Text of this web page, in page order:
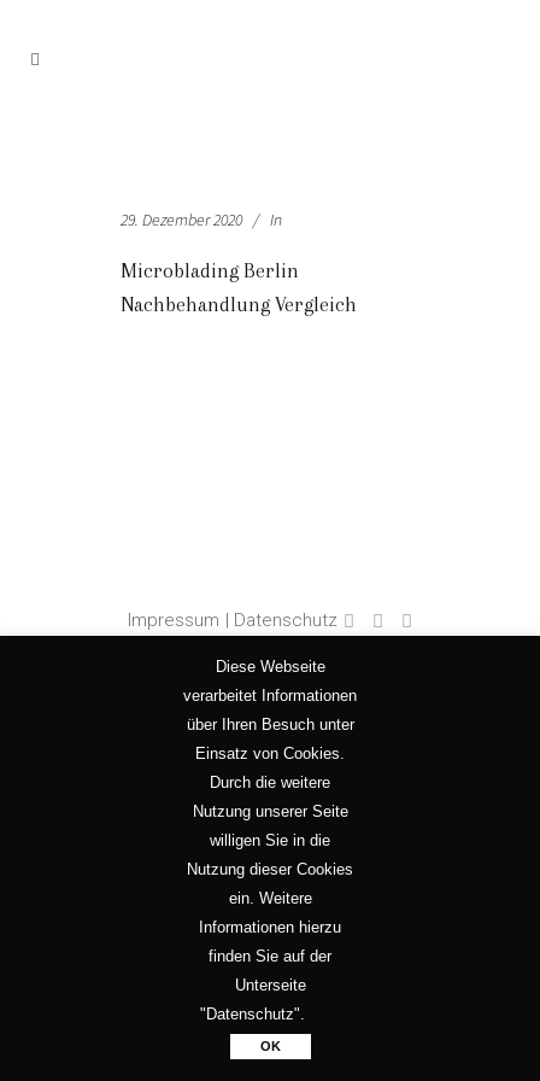
29. Dezember 2020 In
Microblading Berlin
Nachbehandlung Vergleich
Impressum | Datenschutz
Diese Webseite
verarbeitet Informationen
über Ihren Besuch unter
Einsatz von Cookies.
Durch die weitere
Nutzung unserer Seite
willigen Sie in die
Nutzung dieser Cookies
ein. Weitere
Informationen hierzu
finden Sie auf der
Unterseite
"Datenschutz".
OK